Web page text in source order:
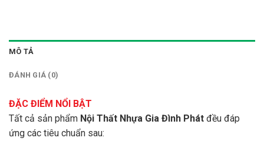
MÔ TẢ
ĐÁNH GIÁ (0)
ĐẶC ĐIỂM NỔI BẬT
Tất cả sản phẩm Nội Thất Nhựa Gia Đình Phát đều đáp
ứng các tiêu chuẩn sau: